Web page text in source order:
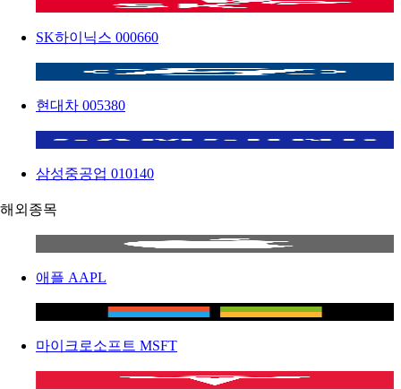
SK하이닉스 000660
현대차 005380
삼성중공업 010140
해외종목
애플 AAPL
마이크로소프트 MSFT